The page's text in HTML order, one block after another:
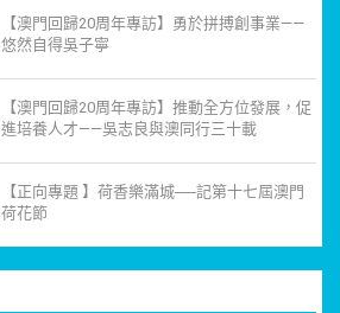
【澳門回歸20周年專訪】勇於拼搏創事業——
悠然自得吳子寧
【澳門回歸20周年專訪】推動全方位發展，促
進培養人才——吳志良與澳同行三十載
【正向專題 】荷香樂滿城──記第十七屆澳門
荷花節